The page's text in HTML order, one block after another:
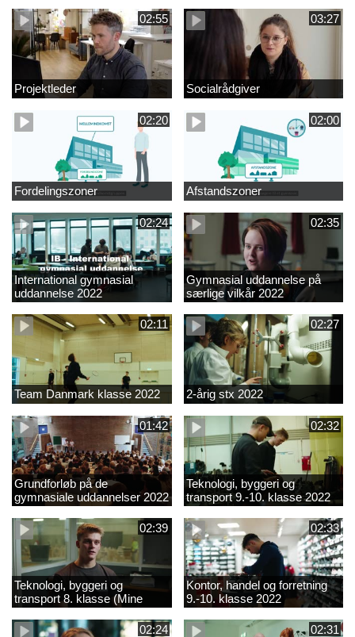
02:55
Projektleder
03:27
Socialrådgiver
02:20
Fordelingszoner
02:00
Afstandszoner
02:24
International gymnasial
uddannelse 2022
02:35
Gymnasial uddannelse på
særlige vilkår 2022
02:11
Team Danmark klasse 2022
02:27
2-årig stx 2022
01:42
Grundforløb på de
gymnasiale uddannelser 2022
02:32
Teknologi, byggeri og
transport 9.-10. klasse 2022
02:39
Teknologi, byggeri og
transport 8. klasse (Mine
introkurser) 2022
02:33
Kontor, handel og forretning
9.-10. klasse 2022
02:24 02:31